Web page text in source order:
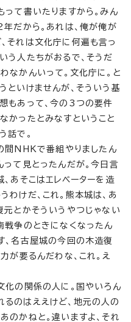
って書いたりますから。みん
だから。あれは、俺が俺が
それは文化庁に何遍も言っ
う人たちがおるで、そうだ
なかんいって。文化庁に。と
といけませんが、そういう基
もあって、今の3つの要件
かったとみなすということ
話で。
間NHKで番組やりましたん
って見とったんだが。今日言
、あそこはエレベーターを造
わけだ、これ。熊本城は、あ
元とかそういうやつじゃない
戦争のときになくなったん
、名古屋城の今回の木造復
が要るんだわな、これ。え
化の関係の人に。国やいろん
のはええけど、地元の人の
のかねと。違いますよ、それ